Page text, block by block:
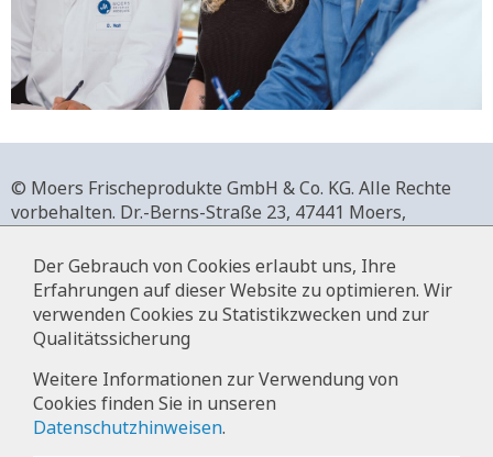
© Moers Frischeprodukte GmbH & Co. KG. Alle Rechte
vorbehalten. Dr.-Berns-Straße 23, 47441 Moers,
+49 2841 911-0,www.moers-frischeprodukte.de
Impressum
Datenschutz
Der Gebrauch von Cookies erlaubt uns, Ihre
Erfahrungen auf dieser Website zu optimieren. Wir
verwenden Cookies zu Statistikzwecken und zur
Qualitätssicherung
Weitere Informationen zur Verwendung von
Cookies finden Sie in unseren
Datenschutzhinweisen.